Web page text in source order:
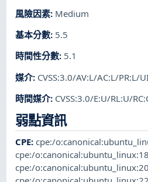
風險因素: Medium
基本分數: 5.5
時間性分數: 5.1
媒介: CVSS:3.0/AV:L/AC:L/PR:L/
時間媒介: CVSS:3.0/E:U/RL:U/
弱點資訊
CPE:cpe:/
cpe:/
cpe:/